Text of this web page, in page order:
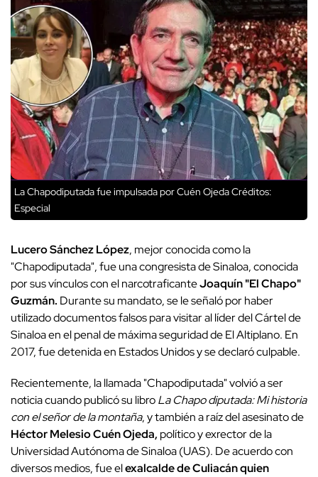
La Chapodiputada fue impulsada por Cuén OjedaCréditos:
Especial
Lucero Sánchez López, mejor conocida como la
"Chapodiputada", fue una congresista de Sinaloa, conocida
por sus vínculos con el narcotraficanteJoaquín "El Chapo"
Guzmán. Durante su mandato, se le señaló por haber
utilizado documentos falsos para visitar al líder del Cártel de
Sinaloa en el penal de máxima seguridad de El Altiplano. En
2017, fue detenida en Estados Unidos y se declaró culpable.
Recientemente, la llamada "Chapodiputada" volvió a ser
noticia cuando publicó su libroLa Chapo diputada: Mi historia
con el señor de la montaña, y también a raíz del asesinato de
Héctor Melesio Cuén Ojeda, político y exrector de la
Universidad Autónoma de Sinaloa (UAS). De acuerdo con
diversos medios, fue elexalcalde de Culiacán quien